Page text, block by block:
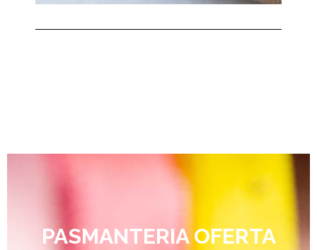
PASMANTERIA OFERTA